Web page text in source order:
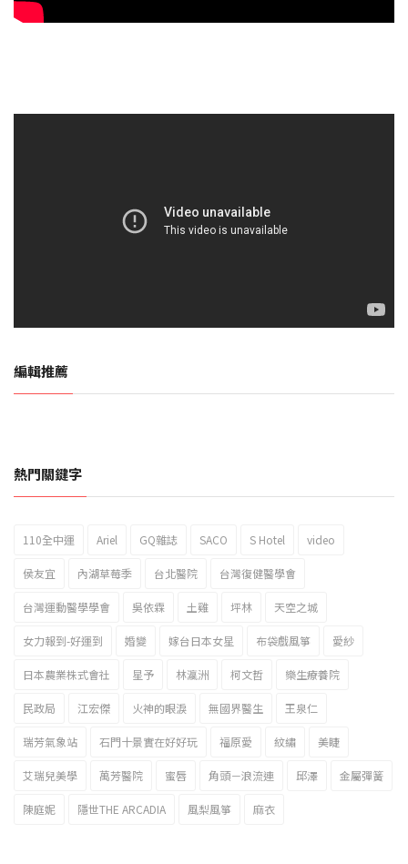
編輯推薦
2023新北市北海岸國際風箏節「風在石起」霸氣回歸
熱門關鍵字
110全中運 Ariel GQ雜誌 SACO S Hotel video
侯友宜 內湖草莓季 台北醫院 台灣復健醫學會
台灣運動醫學學會 吳依霖 土雞 坪林 天空之城
女力報到-好運到 婚變 嫁台日本女星 布袋戲風箏 愛紗
日本農業株式會社 星予 林瀛洲 柯文哲 樂生療養院
民政局 江宏傑 火神的眼淚 無國界醫生 王泉仁
瑞芳氣象站 石門十景實在好好玩 福原愛 紋繡 美睫
艾瑞兒美學 萬芳醫院 蜜唇 角頭－浪流連 邱澤 金屬彈簧
陳庭妮 隱世THE ARCADIA 風梨風箏 麻衣